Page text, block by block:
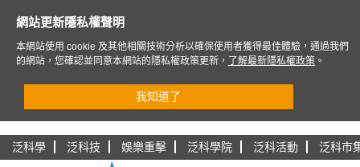
泛科學 泛科技 娛樂重擊 泛科學院 泛科活動 泛科市
網站更新隱私權聲明
本網站使用 cookie 及其他相關技術分析以確保使用者獲得最佳體驗，通過我們
的網站，您確認並同意本網站的隱私權政策更新，
了解最新隱私權政策 。
我知道了